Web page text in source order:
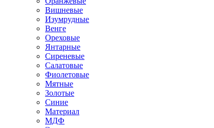
Вишневые
Изумрудные
Венге
Ореховые
Янтарные
Сиреневые
Салатовые
Фиолетовые
Мятные
Золотые
Синие
Материал
МДФ